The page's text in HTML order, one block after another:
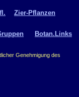
Zier-Pflanzen
Botan.Links
Genehmigung des